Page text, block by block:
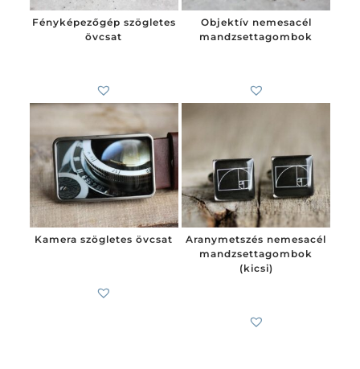
Fényképezőgép szögletes
övcsat
Objektív nemesacél
mandzsettagombok
Kamera szögletes övcsat
Aranymetszés nemesacél
mandzsettagombok
(kicsi)